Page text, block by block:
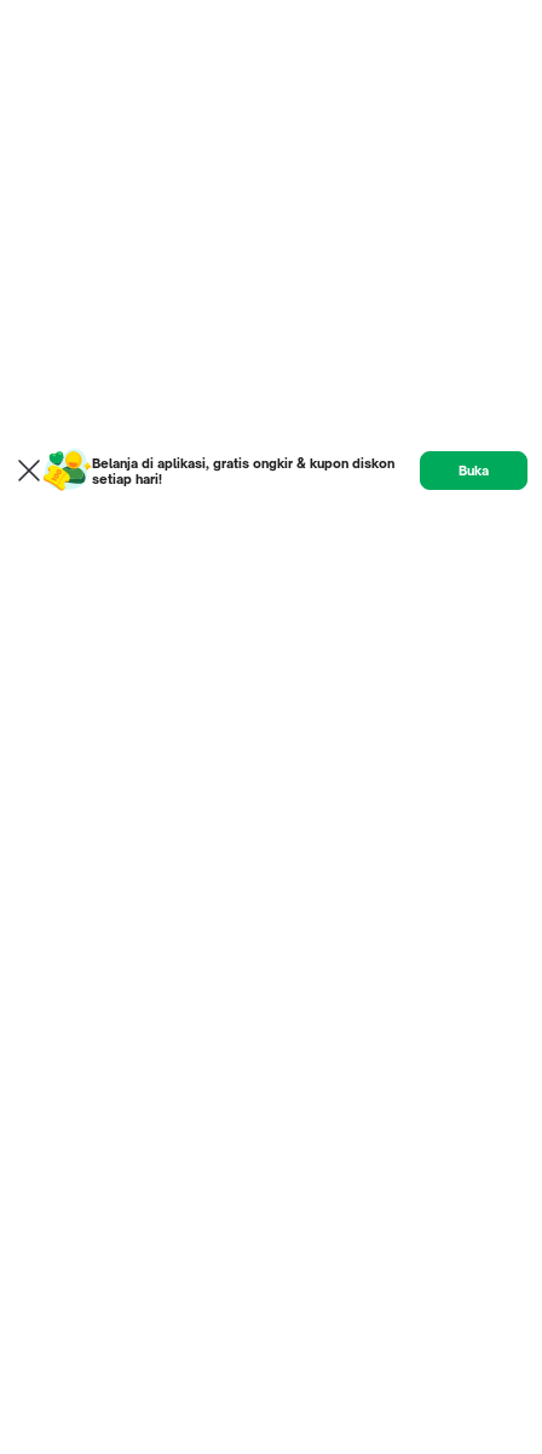
Belanja di aplikasi, gratis ongkir & kupon diskon
setiap hari!
Buka